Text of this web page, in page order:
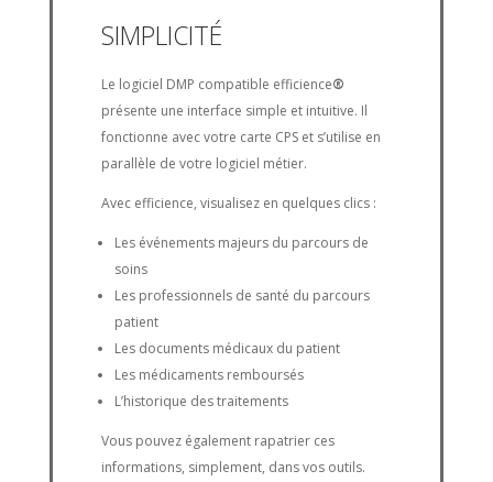
SIMPLICITÉ
Le logiciel DMP compatible efficience®
présente une interface simple et intuitive. Il
fonctionne avec votre carte CPS et s’utilise en
parallèle de votre logiciel métier.
Avec efficience, visualisez en quelques clics :
Les événements majeurs du parcours de
soins
Les professionnels de santé du parcours
patient
Les documents médicaux du patient
Les médicaments remboursés
L’historique des traitements
Vous pouvez également rapatrier ces
informations, simplement, dans vos outils.